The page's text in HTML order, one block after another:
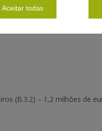
num montante
(B.3.2) – 1,2 milhões de
Aceitar todas